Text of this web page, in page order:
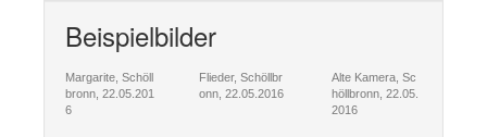
Beispielbilder
Margarite, Schöll
bronn, 22.05.201
6
Flieder, Schöllbr
onn, 22.05.2016
Alte Kamera, Sc
höllbronn, 22.05.
2016